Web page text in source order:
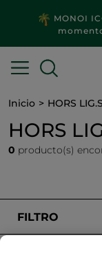
MONOI
Inicio HORS
HORS
0 producto(s)
FILTRO